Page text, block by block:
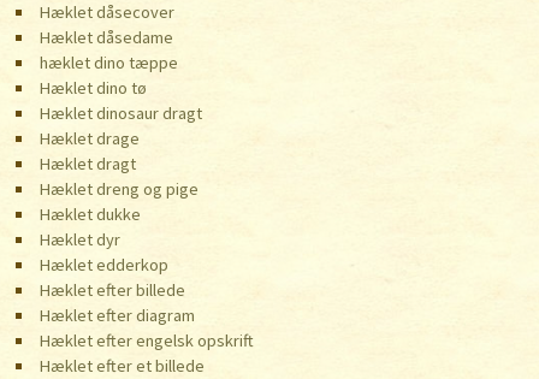
Hæklet dåsecover
Hæklet dåsedame
hæklet dino tæppe
Hæklet dino tø
Hæklet dinosaur dragt
Hæklet drage
Hæklet dragt
Hæklet dreng og pige
Hæklet dukke
Hæklet dyr
Hæklet edderkop
Hæklet efter billede
Hæklet efter diagram
Hæklet efter engelsk opskrift
Hæklet efter et billede